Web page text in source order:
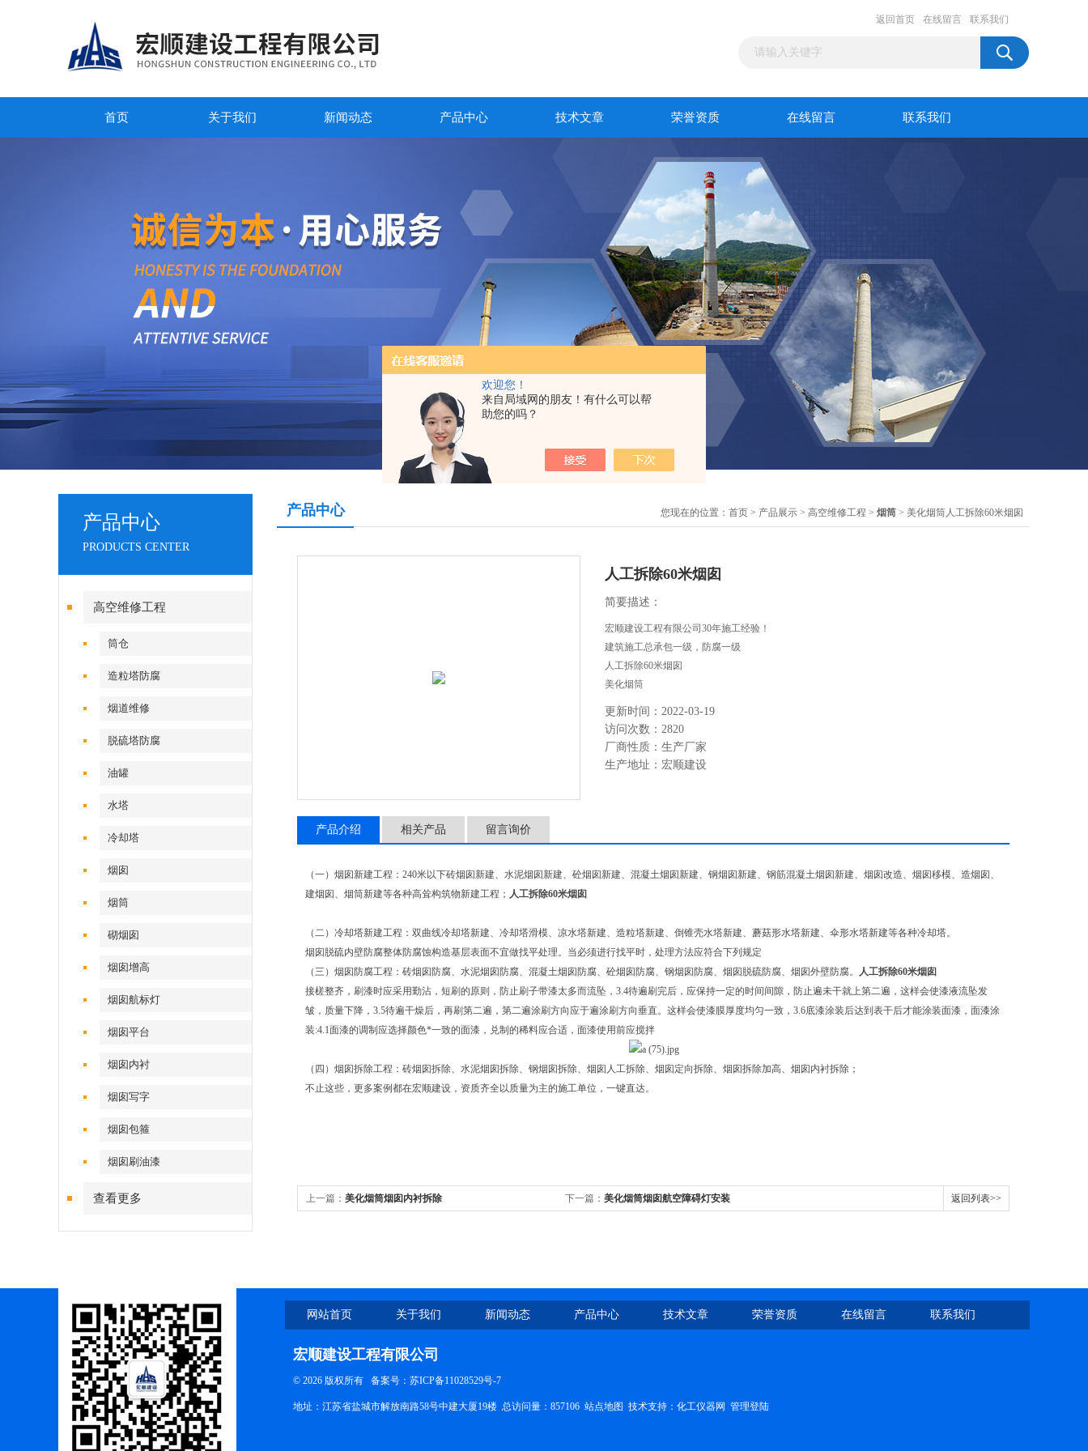
欢迎您！
来自局域网的朋友！有什么可以帮
助您的吗？
返回首页 在线留言 联系我们
首页 关于我们 新闻动态 产品中心 技术文章 荣誉资质 在线留言 联系我们
产品中心
PRODUCTS CENTER
高空维修工程
筒仓
造粒塔防腐
烟道维修
脱硫塔防腐
油罐
水塔
冷却塔
烟囱
烟筒
砌烟囱
烟囱增高
烟囱航标灯
烟囱平台
烟囱内衬
烟囱写字
烟囱包箍
烟囱刷油漆
查看更多
产品中心 您现在的位置： 首页 > 产品展示 > 高空维修工程 > 烟筒 > 美化烟筒人工拆除60米烟囱
人工拆除60米烟囱
简要描述：
宏顺建设工程有限公司30年施工经验！
建筑施工总承包一级，防腐一级
人工拆除60米烟囱
美化烟筒
更新时间：2022-03-19
访问次数：2820
厂商性质：生产厂家
生产地址：宏顺建设
产品介绍 相关产品 留言询价
（一）烟囱新建工程：240米以下砖烟囱新建、水泥烟囱新建、砼烟囱新建、混凝土烟囱新建、钢烟囱新建、钢筋混凝土烟囱新建、烟囱改造、烟囱移模、造烟囱、
建烟囱、烟筒新建等各种高耸构筑物新建工程； 人工拆除60米烟囱
（二）冷却塔新建工程：双曲线冷却塔新建、冷却塔滑模、凉水塔新建、造粒塔新建、倒锥壳水塔新建、蘑菇形水塔新建、伞形水塔新建等各种冷却塔。
烟囱脱硫内壁防腐整体防腐蚀构造基层表面不宜做找平处理。当必须进行找平时，处理方法应符合下列规定
（三）烟囱防腐工程：砖烟囱防腐、水泥烟囱防腐、混凝土烟囱防腐、砼烟囱防腐、钢烟囱防腐、烟囱脱硫防腐、烟囱外壁防腐。 人工拆除60米烟囱
接槎整齐，刷漆时应采用勤沾，短刷的原则，防止刷子带漆太多而流坠，3.4待遍刷完后，应保持一定的时间间隙，防止遍未干就上第二遍，这样会使漆液流坠发
皱，质量下降，3.5待遍干燥后，再刷第二遍，第二遍涂刷方向应于遍涂刷方向垂直。这样会使漆膜厚度均匀一致，3.6底漆涂装后达到表干后才能涂装面漆，面漆涂
装:4.1面漆的调制应选择颜色*一致的面漆，兑制的稀料应合适，面漆使用前应搅拌
（四）烟囱拆除工程：砖烟囱拆除、水泥烟囱拆除、钢烟囱拆除、烟囱人工拆除、烟囱定向拆除、烟囱拆除加高、烟囱内衬拆除；
不止这些，更多案例都在宏顺建设，资质齐全以质量为主的施工单位，一键直达。
上一篇： 美化烟筒烟囱内衬拆除 下一篇： 美化烟筒烟囱航空障碍灯安装 返回列表>>
网站首页 关于我们 新闻动态 产品中心 技术文章 荣誉资质 在线留言 联系我们
宏顺建设工程有限公司
© 2026 版权所有 备案号：苏ICP备11028529号-7
地址：江苏省盐城市解放南路58号中建大厦19楼 总访问量：857106 站点地图 技术支持： 化工仪器网 管理登陆